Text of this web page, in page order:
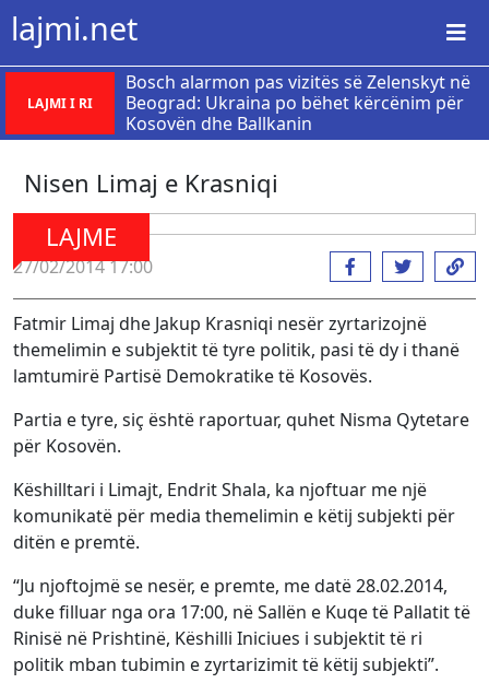
lajmi.net
LAJMI I RI
Bosch alarmon pas vizitës së Zelenskyt në
Beograd: Ukraina po bëhet kërcënim për
Kosovën dhe Ballkanin
Nisen Limaj e Krasniqi
LAJME
27/02/2014 17:00
Fatmir Limaj dhe Jakup Krasniqi nesër zyrtarizojnë
themelimin e subjektit të tyre politik, pasi të dy i thanë
lamtumirë Partisë Demokratike të Kosovës.
Partia e tyre, siç është raportuar, quhet Nisma Qytetare
për Kosovën.
Këshilltari i Limajt, Endrit Shala, ka njoftuar me një
komunikatë për media themelimin e këtij subjekti për
ditën e premtë.
“Ju njoftojmë se nesër, e premte, me datë 28.02.2014,
duke filluar nga ora 17:00, në Sallën e Kuqe të Pallatit të
Rinisë në Prishtinë, Këshilli Iniciues i subjektit të ri
politik mban tubimin e zyrtarizimit të këtij subjekti”.